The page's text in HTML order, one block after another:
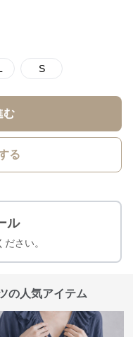
S
む
る
ル
さい。
の人気アイテム